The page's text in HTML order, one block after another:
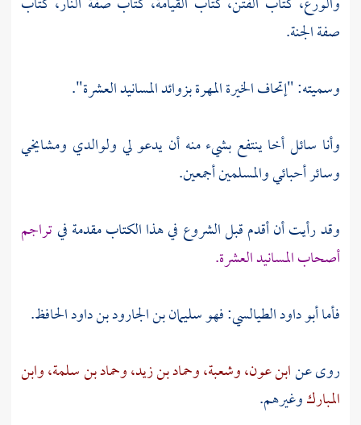
صفة الجنة.
وسميته: "إتحاف الخيرة المهرة بزوائد المسانيد العشرة".
وأنا سائل أخا ينتفع بشيء منه أن يدعو لي ولوالدي ومشايخي
وسائر أحبائي والمسلمين أجمعين.
وقد رأيت أن أقدم قبل الشروع في هذا الكتاب مقدمة فيتراجم
أصحاب المسانيد العشرة.
فأماأبو داود الطيالسي: فهو سليمان بن الجارود بن داودالحافظ.
روى عنابن عون،وشعبة،وحماد بن زيد،وحماد بن سلمة،وابن
المباركوغيرهم.